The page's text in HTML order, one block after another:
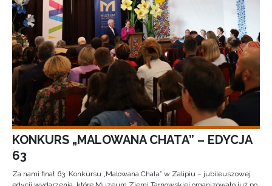
KONKURS „MALOWANA CHATA” – EDYCJA
63
Za nami finał 63. Konkursu „Malowana Chata” w Zalipiu – jubileuszowej